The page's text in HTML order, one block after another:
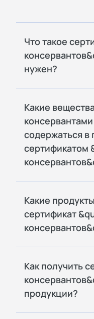
Что такое
нужен?
Какие
содержаться в
сертификатом
Какие
сертификат
Как получить
продукции?